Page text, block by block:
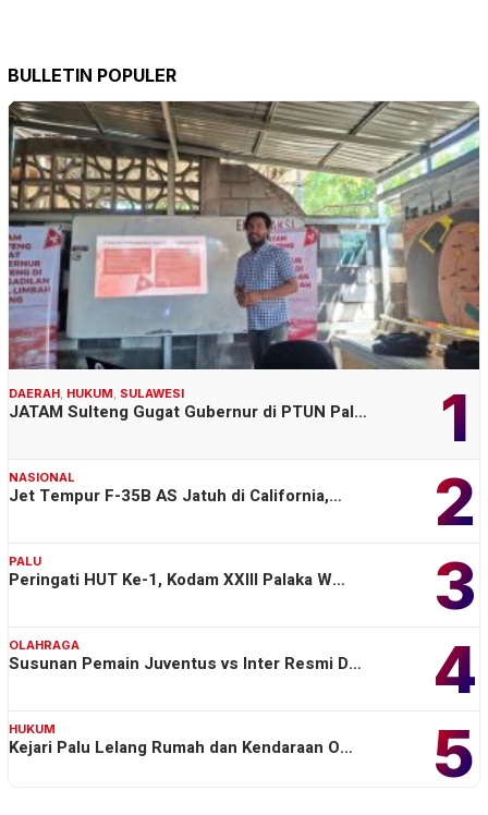
BULLETIN POPULER
1
DAERAH, HUKUM, SULAWESI
JATAM Sulteng Gugat Gubernur di PTUN Pal…
2
NASIONAL
Jet Tempur F-35B AS Jatuh di California,…
3
PALU
Peringati HUT Ke-1, Kodam XXIII Palaka W…
4
OLAHRAGA
Susunan Pemain Juventus vs Inter Resmi D…
5
HUKUM
Kejari Palu Lelang Rumah dan Kendaraan O…